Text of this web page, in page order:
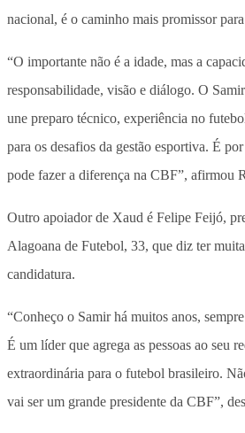
nacional, é o caminho mais promissor
“O importante não é a idade, mas a
responsabilidade, visão e diálogo. O
une preparo técnico, experiência no
para os desafios da gestão esportiva. É
pode fazer a diferença na CBF”, afirmou
Outro apoiador de Xaud é Felipe Feijó,
Alagoana de Futebol, 33, que diz ter
candidatura.
“Conheço o Samir há muitos anos,
É um líder que agrega as pessoas ao seu
extraordinária para o futebol brasileiro.
vai ser um grande presidente da CBF”,